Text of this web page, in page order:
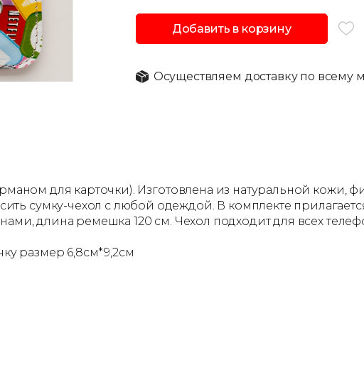
Добавить в корзину
Осуществляем доставку по всему
для карточки). Изготовлена из натуральной кожи,
сумку-чехол с любой одеждой. В комплекте
длина ремешка 120 см. Чехол подходит для всех
размер 6,8см*9,2см